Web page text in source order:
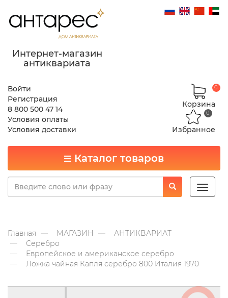
Интернет-магазин
антиквариата
Войти
Регистрация
8 800 500 47 14
Условия оплаты
Условия доставки
Корзина
0
Избранное
0
Каталог товаров
Toggle
Главная МАГАЗИН
АНТИКВАРИАТ
Серебро
Европейское и американское серебро
Ложка чайная Капля серебро 800 Италия 1970